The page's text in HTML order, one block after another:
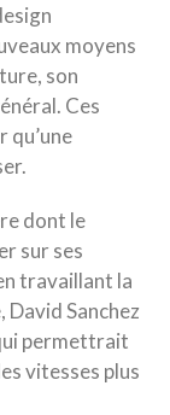
moyens
son
Ces
qu’une
dont le
sur ses
travaillant la
Sanchez
permettrait
vitesses plus